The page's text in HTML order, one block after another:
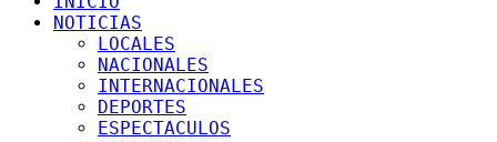
NOTICIAS
LOCALES
NACIONALES
INTERNACIONALES
DEPORTES
ESPECTACULOS